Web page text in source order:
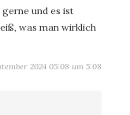
und es ist
was man wirklich
2024 05:08 um 5:08